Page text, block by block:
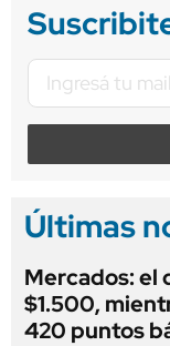
Últimas
Mercados: el
$1.500,
420 puntos